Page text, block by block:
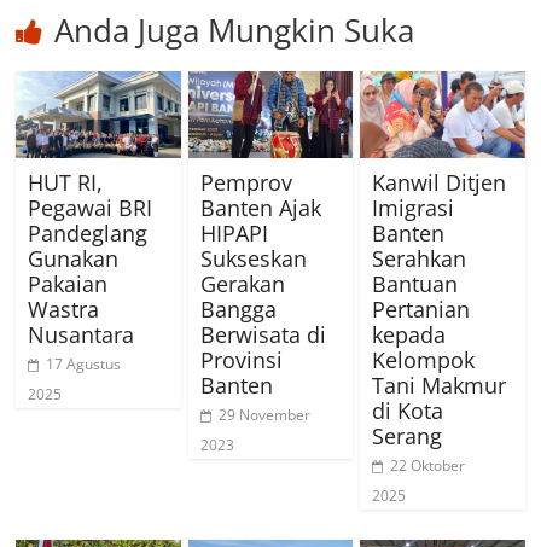
Anda Juga Mungkin Suka
HUT RI,
Pegawai BRI
Pandeglang
Gunakan
Pakaian
Wastra
Nusantara
17 Agustus
2025
Pemprov
Banten Ajak
HIPAPI
Sukseskan
Gerakan
Bangga
Berwisata di
Provinsi
Banten
29 November
2023
Kanwil Ditjen
Imigrasi
Banten
Serahkan
Bantuan
Pertanian
kepada
Kelompok
Tani Makmur
di Kota
Serang
22 Oktober
2025